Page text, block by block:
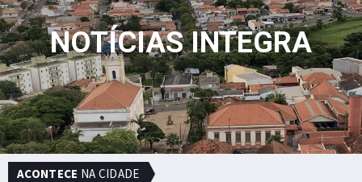
NOTÍCIAS INTEGRA
ACONTECE NA CIDADE